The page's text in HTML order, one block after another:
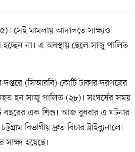
সেই মামলায় আদালতে সাক্ষ্যও
হচ্ছেন না। এ অবস্থায় ছেলে সাজু পালিত
(সিআরবি) কোটি টাকার দরপত্রের
হন সাজু পালিত (২৮)। সংঘর্ষের সময়
বছরের এক শিশু। আজ বুধবার এ ঘটনার
বিভাগীয় দ্রুত বিচার ট্রাইব্যুনালে।
হয়েছে।